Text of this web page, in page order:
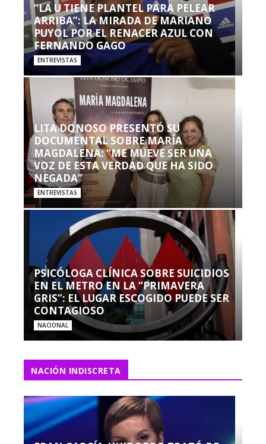
“LA U TIENE PLANTEL PARA PELEAR
ARRIBA”: LA MIRADA DE MARIANO
PUYOL POR EL RENACER AZUL CON
FERNANDO GAGO
ENTREVISTAS
LITA DONOSO PRESENTÓ SU
DOCUMENTAL SOBRE MARÍA
MAGDALENA: “ME MUEVE SER UNA
VOZ DE ESTA VERDAD QUE HA SIDO
NEGADA”
ENTREVISTAS
PSICÓLOGA CLÍNICA SOBRE SUICIDIOS
EN EL METRO EN LA “PRIMAVERA
GRIS”: EL LUGAR ESCOGIDO PUEDE SER
CONTAGIOSO
NACIONAL
NACIÓN INDISCRETA